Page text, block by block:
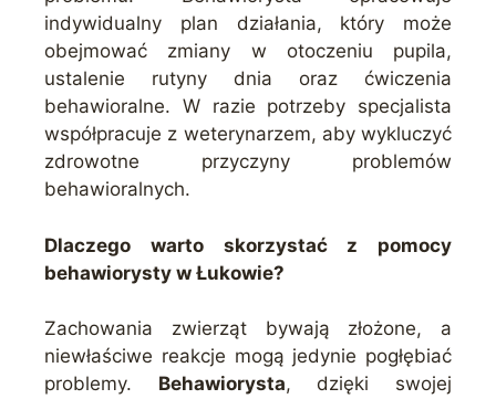
indywidualny plan działania, który może
obejmować zmiany w otoczeniu pupila,
ustalenie rutyny dnia oraz ćwiczenia
behawioralne. W razie potrzeby specjalista
współpracuje z weterynarzem, aby wykluczyć
zdrowotne przyczyny problemów
behawioralnych.
Dlaczego warto skorzystać z pomocy
behawiorysty w Łukowie?
Zachowania zwierząt bywają złożone, a
niewłaściwe reakcje mogą jedynie pogłębiać
problemy. Behawiorysta, dzięki swojej